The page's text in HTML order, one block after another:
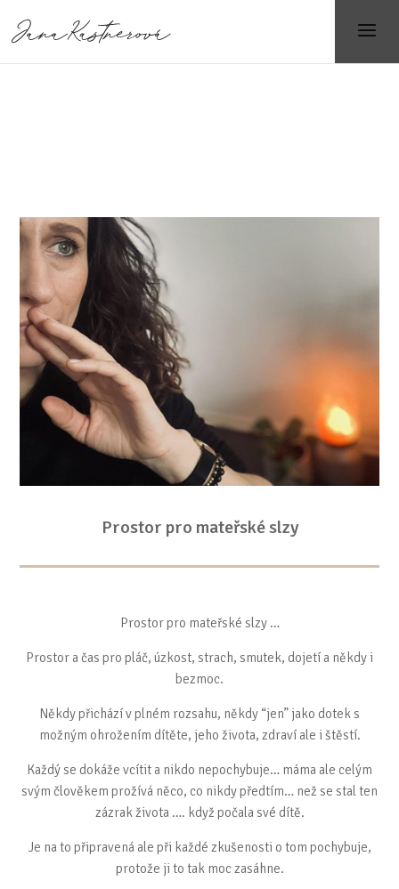
Prostor pro mateřské slzy
Prostor pro mateřské slzy …
Prostor a čas pro pláč, úzkost, strach, smutek, dojetí a někdy i
bezmoc.
Někdy přichází v plném rozsahu, někdy “jen” jako dotek s
možným ohrožením dítěte, jeho života, zdraví ale i štěstí.
Každý se dokáže vcítit a nikdo nepochybuje… máma ale celým
svým člověkem prožívá něco, co nikdy předtím… než se stal ten
zázrak života …. když počala své dítě.
Je na to připravená ale při každé zkušenosti o tom pochybuje,
protože ji to tak moc zasáhne.